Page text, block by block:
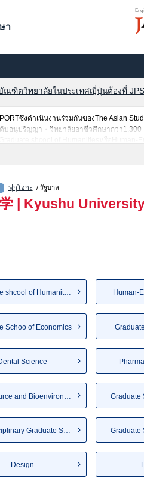
า
ณฑิตวิทยาลัยในประเทศญี่ปุ่นต้องที่
ซึ่งดำเนินงานร่วมกันของThe Asian
บอนุปริญญา・วิทยาลัยอาชีวศึกษากว่า1,300
shcool of Humanitiesหรือ
รหรือจำนวนคนที่ผ่านการสอบคัดเลือกเป็น
ฟุกุโอกะ / รัฐบาล
| Kyushu
Graduate shcool of Humanities Human-
Schoo of Economics
Science
Interdisciplinary Graduate Sc...
Design